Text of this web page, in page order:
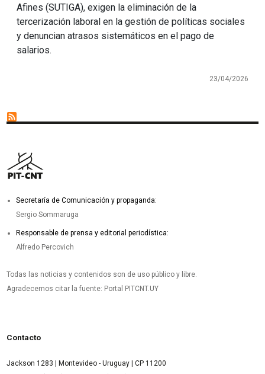
Afines (SUTIGA), exigen la eliminación de la
tercerización laboral en la gestión de políticas sociales
y denuncian atrasos sistemáticos en el pago de
salarios.
23/04/2026
Secretaría de Comunicación y propaganda:
Sergio Sommaruga
Responsable de prensa y editorial periodística:
Alfredo Percovich
Todas las noticias y contenidos son de uso público y libre.
Agradecemos citar la fuente: Portal PITCNT.UY
Contacto
Jackson 1283 | Montevideo - Uruguay | CP 11200